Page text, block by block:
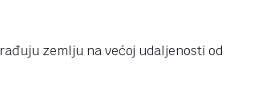
zemlju na većoj udaljenosti od